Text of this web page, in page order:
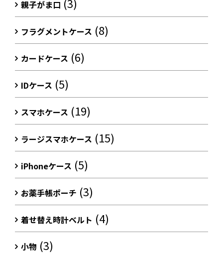
親子がま口
フラグメントケース (8)
カードケース (6)
IDケース (5)
スマホケース (19)
ラージスマホケース (15)
iPhoneケース (5)
お薬手帳ポーチ (3)
着せ替え時計ベルト (4)
小物 (3)